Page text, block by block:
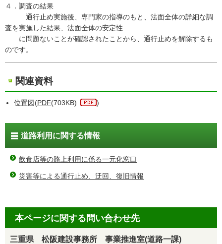
４．調査の結果
通行止め実施後、専門家の指導のもと、法面全体の詳細な調
査を実施した結果、法面全体の安定性
に問題ないことが確認されたことから、通行止めを解除するも
のです。
関連資料
位置図(PDF(703KB) )
道路利用に関する情報
飲食店等の路上利用に係る一元化窓口
災害等による通行止め、迂回、復旧情報
本ページに関する問い合わせ先
三重県 松阪建設事務所 事業推進室(道路一課)